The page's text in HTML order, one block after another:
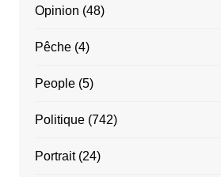
Opinion (48)
Pêche(4)
People(5)
Politique(742)
Portrait(24)